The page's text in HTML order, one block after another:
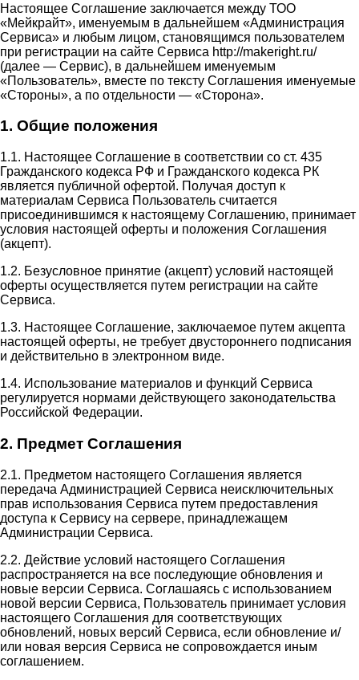
Настоящее Соглашение заключается между ТОО
«Мейкрайт», именуемым в дальнейшем «Администрация
Сервиса» и любым лицом, становящимся пользователем
при регистрации на сайте Сервиса http://makeright.ru/
(далее — Сервис), в дальнейшем именуемым
«Пользователь», вместе по тексту Соглашения именуемые
«Стороны», а по отдельности — «Сторона».
1. Общие положения
1.1. Настоящее Соглашение в соответствии со ст. 435
Гражданского кодекса РФ и Гражданского кодекса РК
является публичной офертой. Получая доступ к
материалам Сервиса Пользователь считается
присоединившимся к настоящему Соглашению, принимает
условия настоящей оферты и положения Соглашения
(акцепт).
1.2. Безусловное принятие (акцепт) условий настоящей
оферты осуществляется путем регистрации на сайте
Сервиса.
1.3. Настоящее Соглашение, заключаемое путем акцепта
настоящей оферты, не требует двустороннего подписания
и действительно в электронном виде.
1.4. Использование материалов и функций Сервиса
регулируется нормами действующего законодательства
Российской Федерации.
2. Предмет Соглашения
2.1. Предметом настоящего Соглашения является
передача Администрацией Сервиса неисключительных
прав использования Сервиса путем предоставления
доступа к Сервису на сервере, принадлежащем
Администрации Сервиса.
2.2. Действие условий настоящего Соглашения
распространяется на все последующие обновления и
новые версии Сервиса. Соглашаясь с использованием
новой версии Сервиса, Пользователь принимает условия
настоящего Соглашения для соответствующих
обновлений, новых версий Сервиса, если обновление и/
или новая версия Сервиса не сопровождается иным
соглашением.